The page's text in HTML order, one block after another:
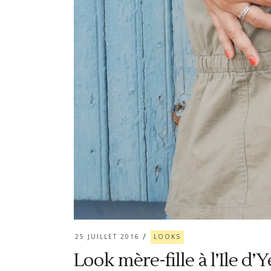
25 JUILLET 2016 LOOKS
Look mère-fille à l’Ile